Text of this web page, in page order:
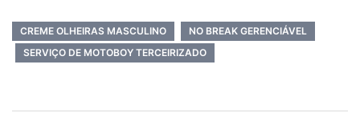
CREME OLHEIRAS MASCULINO
NO BREAK GERENCIÁVEL
SERVIÇO DE MOTOBOY TERCEIRIZADO